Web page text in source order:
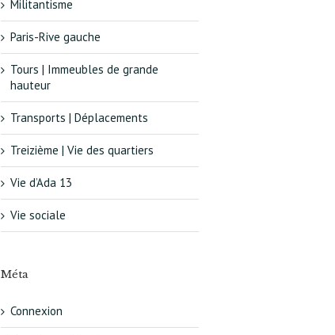
Militantisme
Paris-Rive gauche
Tours | Immeubles de grande
hauteur
Transports | Déplacements
Treizième | Vie des quartiers
Vie d’Ada 13
Vie sociale
Méta
Connexion